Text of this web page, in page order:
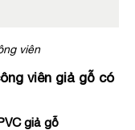
viên
viên giả gỗ có
giả gỗ